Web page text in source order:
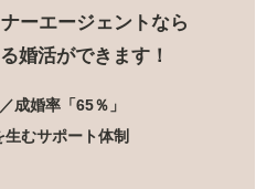
ーエージェントなら
婚活ができます！
成婚率「65％」
むサポート体制